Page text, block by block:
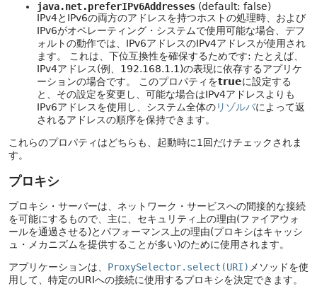
java.net.preferIPv6Addresses (default: false)
IPv4とIPv6の両方のアドレスを持つホストの処理時、および
IPv6がオペレーティング・システムで使用可能な場合、デフ
ォルトの動作では、IPv6アドレスのIPv4アドレスが使用され
ます。
これは、下位互換性を確保するためです: たとえば、
IPv4アドレス(例、192.168.1.1)の表現に依存するアプリケ
ーションの場合です。
このプロパティをtrueに設定する
と、その設定を変更し、可能な場合はIPv4アドレスよりも
IPv6アドレスを使用し、システム全体のリゾルバによって返
されるアドレスの順序を保持できます。
これらのプロパティはどちらも、起動時に1回だけチェックされま
す。
プロキシ
プロキシ・サーバーは、ネットワーク・サービスへの間接的な接続
を可能にするもので、主に、セキュリティ上の理由(ファイアウォ
ールを通過させる)とパフォーマンス上の理由(プロキシはキャッシ
ュ・メカニズムを提供することが多い)のために使用されます。
アプリケーションは、 ProxySelector.select(URI) メソッドを使
用して、特定のURIへの接続に使用するプロキシを決定できます。